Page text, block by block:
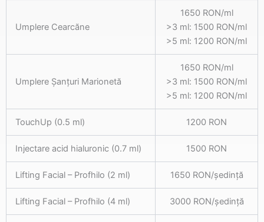
Umplere Cearcăne
1650 RON/ml
>3 ml: 1500 RON/ml
>5 ml: 1200 RON/ml
Umplere Șanțuri Marionetă
1650 RON/ml
>3 ml: 1500 RON/ml
>5 ml: 1200 RON/ml
TouchUp (0.5 ml) 1200 RON
Injectare acid hialuronic (0.7 ml) 1500 RON
Lifting Facial – Profhilo (2 ml) 1650 RON/ședință
Lifting Facial – Profhilo (4 ml) 3000 RON/ședință